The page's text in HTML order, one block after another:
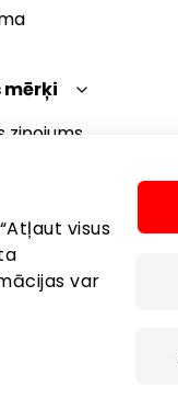
visus
var
ziņojums